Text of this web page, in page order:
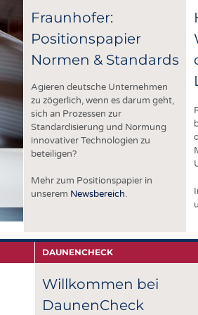
Fraunhofer:
Positionspapier
Normen & Standards
Agieren deutsche Unternehmen
zu zögerlich, wenn es darum geht,
sich an Prozessen zur
Standardisierung und Normung
innovativer Technologien zu
beteiligen?
Mehr zum Positionspapier in
unserem Newsbereich.
DAUNENCHECK
Willkommen bei
DaunenCheck